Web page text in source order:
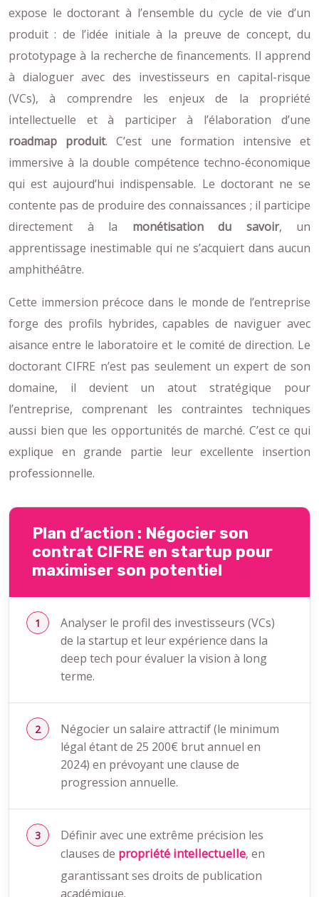
expose le doctorant à l’ensemble du cycle de vie d’un
produit : de l’idée initiale à la preuve de concept, du
prototypage à la recherche de financements. Il apprend
à dialoguer avec des investisseurs en capital-risque
(VCs), à comprendre les enjeux de la propriété
intellectuelle et à participer à l’élaboration d’une
roadmap produit. C’est une formation intensive et
immersive à la double compétence techno-économique
qui est aujourd’hui indispensable. Le doctorant ne se
contente pas de produire des connaissances ; il participe
directement à la monétisation du savoir, un
apprentissage inestimable qui ne s’acquiert dans aucun
amphithéâtre.
Cette immersion précoce dans le monde de l’entreprise
forge des profils hybrides, capables de naviguer avec
aisance entre le laboratoire et le comité de direction. Le
doctorant CIFRE n’est pas seulement un expert de son
domaine, il devient un atout stratégique pour
l’entreprise, comprenant les contraintes techniques
aussi bien que les opportunités de marché. C’est ce qui
explique en grande partie leur excellente insertion
professionnelle.
Plan d’action : Négocier son
contrat CIFRE en startup pour
maximiser son potentiel
Analyser le profil des investisseurs (VCs)
de la startup et leur expérience dans la
deep tech pour évaluer la vision à long
terme.
Négocier un salaire attractif (le minimum
légal étant de 25 200€ brut annuel en
2024) en prévoyant une clause de
progression annuelle.
Définir avec une extrême précision les
clauses de propriété intellectuelle, en
garantissant ses droits de publication
académique.